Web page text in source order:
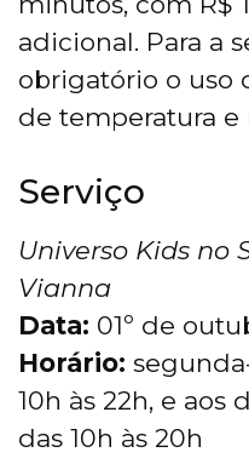
adicional. Para a
obrigatório o uso
de temperatura e
Serviço
Universo Kids no
Vianna
Data: 01º de
Horário:
10h às 22h, e aos
das 10h às 20h